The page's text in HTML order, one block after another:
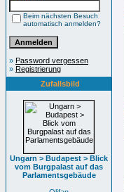
Beim nächsten Besuch
automatisch anmelden?
» Password vergessen
» Registrierung
Zufallsbild
Ungarn > Budapest > Blick
vom Burgpalast auf das
Parlamentsgebäude